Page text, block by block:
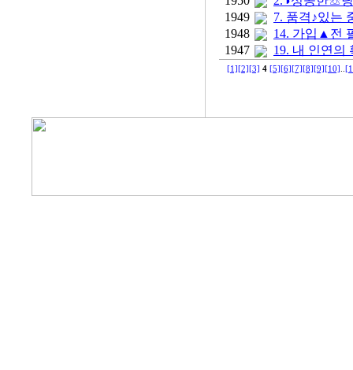
1949
7. 품격♪있는
1948
14. 가입▲전
1947
19. 내 인연
[1] [2] [3] 4 [5] [6] [7] [8] [9] [10]